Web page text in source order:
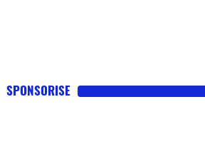
SPONSORISE